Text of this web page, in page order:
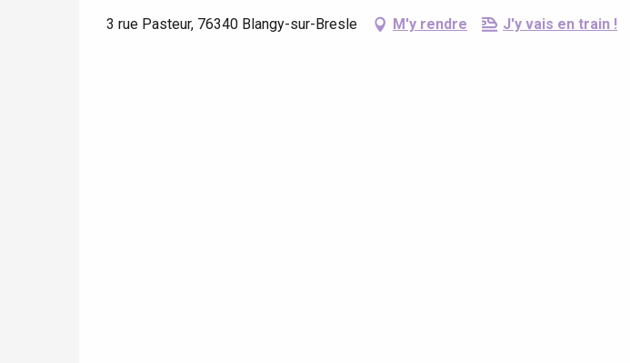
3 rue Pasteur, 76340 Blangy-sur-Bresle M'y rendre J'y vais en train !